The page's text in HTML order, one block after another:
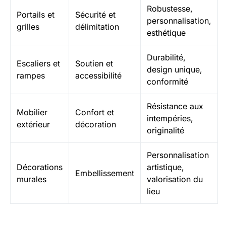
Portails et
grilles
Sécurité et
délimitation
Robustesse,
personnalisation,
esthétique
Escaliers et
rampes
Soutien et
accessibilité
Durabilité,
design unique,
conformité
Mobilier
extérieur
Confort et
décoration
Résistance aux
intempéries,
originalité
Décorations
murales
Embellissement
Personnalisation
artistique,
valorisation du
lieu